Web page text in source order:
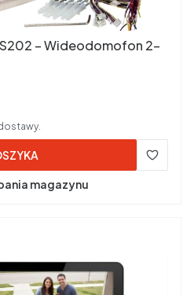
– Wideodomofon 2-
magazynu